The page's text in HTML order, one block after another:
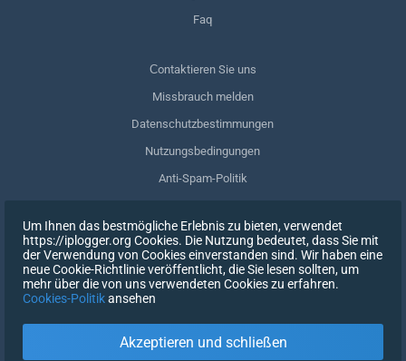
Faq
Сontaktieren Sie uns
Missbrauch melden
Datenschutzbestimmungen
Nutzungsbedingungen
Anti-Spam-Politik
Meine Daten löschen
Zustimmung zurückziehen
Um Ihnen das bestmögliche Erlebnis zu bieten, verwendet
https://iplogger.org Cookies. Die Nutzung bedeutet, dass Sie mit
der Verwendung von Cookies einverstanden sind. Wir haben eine
neue Cookie-Richtlinie veröffentlicht, die Sie lesen sollten, um
mehr über die von uns verwendeten Cookies zu erfahren.
Cookies-Politikansehen
Akzeptieren und schließen